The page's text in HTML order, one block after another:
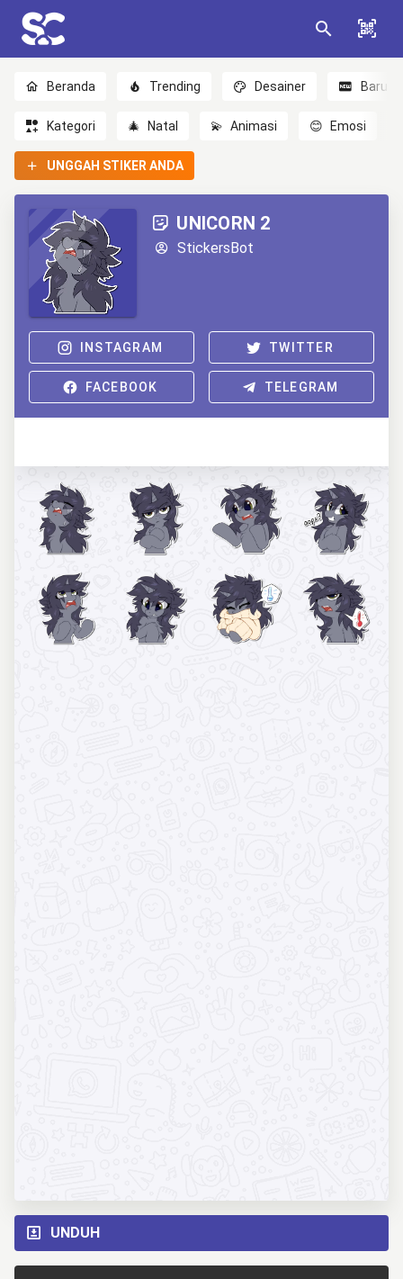
Beranda Trending Desainer Baru
Kategori 🎄 Natal 💫 Animasi 😊 Emosi
UNGGAH STIKER ANDA
UNICORN 2
StickersBot
INSTAGRAM TWITTER
FACEBOOK TELEGRAM
UNDUH